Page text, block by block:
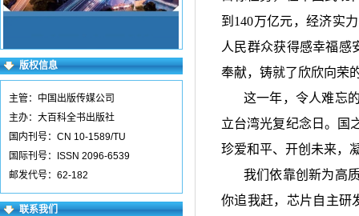
版权信息
主管：中国出版传媒公司
主办：大百科全书出版社
国内刊号：CN 10-1589/TU
国际刊号：ISSN 2096-6539
邮发代号：62-182
联系我们
到 140万亿元，经济实
人民群众获得感幸福感
奉献，铸就了欣欣向荣
这一年，令人难忘
立台湾光复纪念日。国
珍爱和平、开创未来，
我们依靠创新为高
你追我赶，芯片自主研